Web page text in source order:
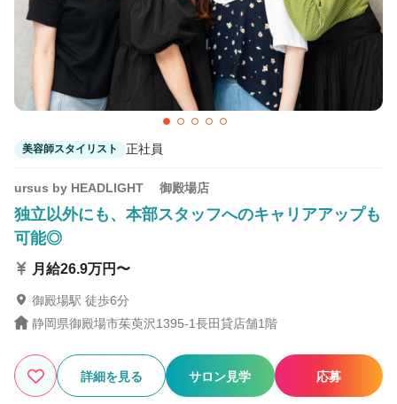
エステティシャン
講師・インストラクター 営業・販売スタッフ・その他
雇用形態
正社員
業務委託・フリーランス
詳細条件
社会保険完備
この条件の求人数1件
美容師スタイリスト 正社員
ursus by HEADLIGHT 御殿場店
独立以外にも、本部スタッフへのキャリアアップも
可能◎
月給26.9万円〜
御殿場駅 徒歩6分
静岡県御殿場市茱萸沢1395-1長田貸店舗1階
詳細を見る サロン見学 応募